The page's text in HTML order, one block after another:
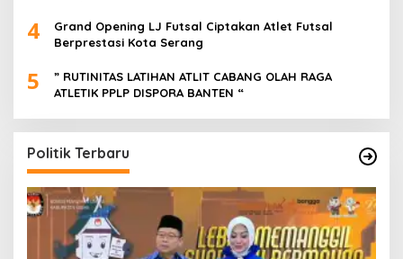
4
Grand Opening LJ Futsal Ciptakan Atlet Futsal
Berprestasi Kota Serang
5
” RUTINITAS LATIHAN ATLIT CABANG OLAH RAGA
ATLETIK PPLP DISPORA BANTEN “
Politik Terbaru